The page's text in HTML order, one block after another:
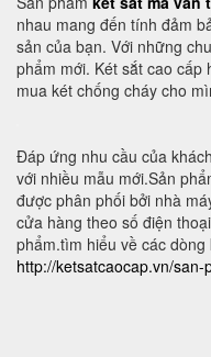
nhau mang đến tính đảm
sản của bạn. Với những
phẩm mới. Két sắt cao cấp
mua két chống cháy cho
Đáp ứng nhu cầu của
với nhiều mẫu mới.Sản
được phân phối bởi nhà
cửa hàng theo số điện
phẩm.tìm hiểu về các
http://ketsatcaocap.vn/san-